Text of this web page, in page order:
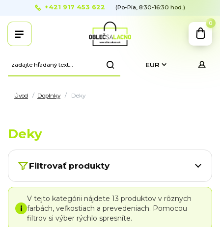
EUR
+421 917 453 622 (Po-Pia, 8:30-16:30 hod.)
0
Úvod Doplnky Deky
Deky
Filtrovať produkty
i
V tejto kategórii nájdete 13 produktov v rôznych
farbách, veľkostiach a prevedeniach. Pomocou
filtrov si výber rýchlo spresníte.